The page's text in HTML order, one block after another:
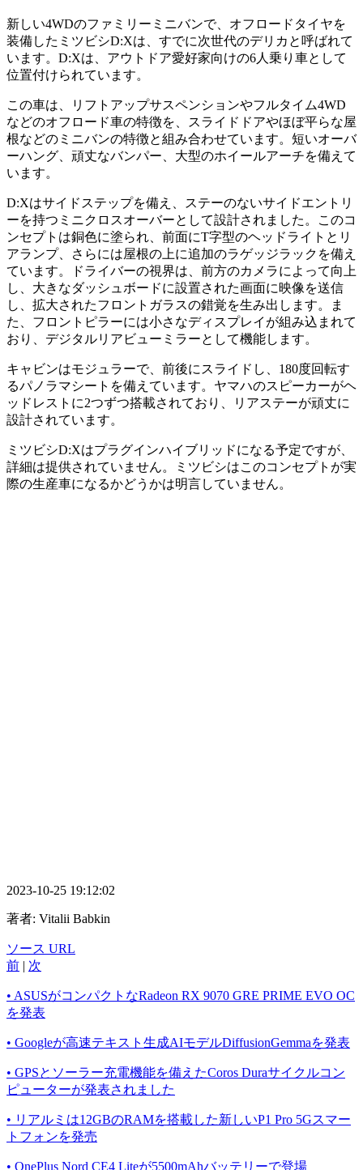
新しい4WDのファミリーミニバンで、オフロードタイヤを
装備したミツビシD:Xは、すでに次世代のデリカと呼ばれて
います。D:Xは、アウトドア愛好家向けの6人乗り車として
位置付けられています。
この車は、リフトアップサスペンションやフルタイム4WD
などのオフロード車の特徴を、スライドドアやほぼ平らな屋
根などのミニバンの特徴と組み合わせています。短いオーバ
ーハング、頑丈なバンパー、大型のホイールアーチを備えて
います。
D:Xはサイドステップを備え、ステーのないサイドエントリ
ーを持つミニクロスオーバーとして設計されました。このコ
ンセプトは銅色に塗られ、前面にT字型のヘッドライトとリ
アランプ、さらには屋根の上に追加のラゲッジラックを備え
ています。ドライバーの視界は、前方のカメラによって向上
し、大きなダッシュボードに設置された画面に映像を送信
し、拡大されたフロントガラスの錯覚を生み出します。ま
た、フロントピラーには小さなディスプレイが組み込まれて
おり、デジタルリアビューミラーとして機能します。
キャビンはモジュラーで、前後にスライドし、180度回転す
るパノラマシートを備えています。ヤマハのスピーカーがヘ
ッドレストに2つずつ搭載されており、リアステーが頑丈に
設計されています。
ミツビシD:Xはプラグインハイブリッドになる予定ですが、
詳細は提供されていません。ミツビシはこのコンセプトが実
際の生産車になるかどうかは明言していません。
2023-10-25 19:12:02
著者: Vitalii Babkin
ソース URL
前 | 次
• ASUSがコンパクトなRadeon RX 9070 GRE PRIME EVO OC
を発表
• Googleが高速テキスト生成AIモデルDiffusionGemmaを発表
• GPSとソーラー充電機能を備えたCoros Duraサイクルコン
ピューターが発表されました
• リアルミは12GBのRAMを搭載した新しいP1 Pro 5Gスマー
トフォンを発売
• OnePlus Nord CE4 Liteが5500mAhバッテリーで登場